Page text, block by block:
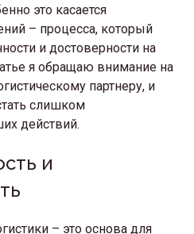
это касается
– процесса, который
и достоверности на
я обращаю внимание на
партнеру, и
слишком
действий.
и
– это основа для